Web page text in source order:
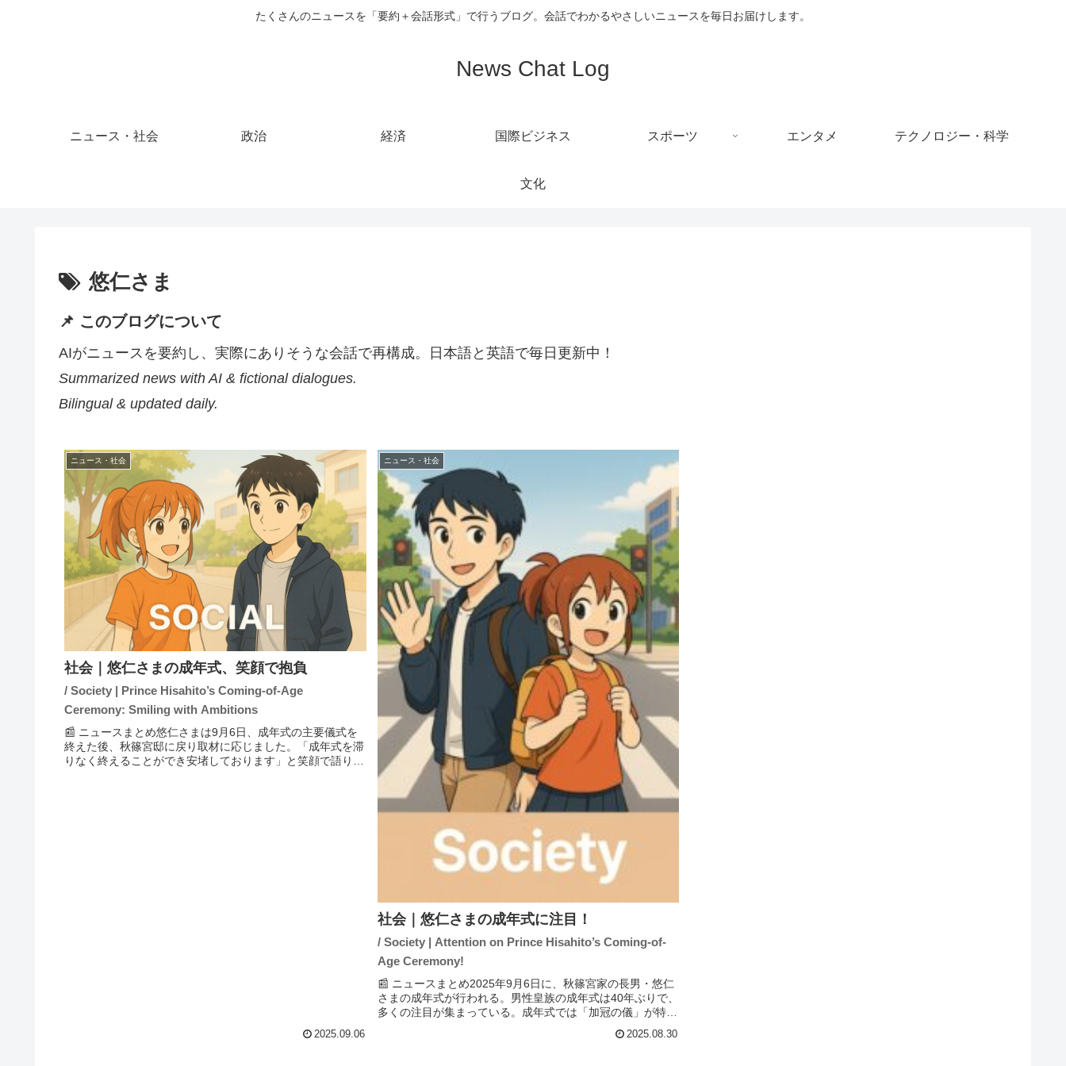
たくさんのニュースを「要約＋会話形式」で行うブログ。会話でわかるやさしいニュースを毎日お届けします。
News Chat Log
ニュース・社会 政治 経済 国際ビジネス スポーツ エンタメ テクノロジー・科学
文化
悠仁さま
📌 このブログについて
AIがニュースを要約し、実際にありそうな会話で再構成。日本語と英語で毎日更新中！
Summarized news with AI & fictional dialogues.
Bilingual & updated daily.
ニュース・社会
社会｜悠仁さまの成年式、笑顔で抱負
/ Society | Prince Hisahito’s Coming-of-Age
Ceremony: Smiling with Ambitions
📰 ニュースまとめ悠仁さまは9月6日、成年式の主要儀式を
終えた後、秋篠宮邸に戻り取材に応じました。「成年式を滞
りなく終えることができ安堵しております」と笑顔で語り、
2025.09.06
ニュース・社会
社会｜悠仁さまの成年式に注目！
/ Society | Attention on Prince Hisahito’s Coming-of-
Age Ceremony!
📰 ニュースまとめ2025年9月6日に、秋篠宮家の長男・悠仁
さまの成年式が行われる。男性皇族の成年式は40年ぶりで、
多くの注目が集まっている。成年式では「加冠の儀」が特に
重要とされ、冠を被る瞬間の音が象徴的な場面となる。ま
2025.08.30